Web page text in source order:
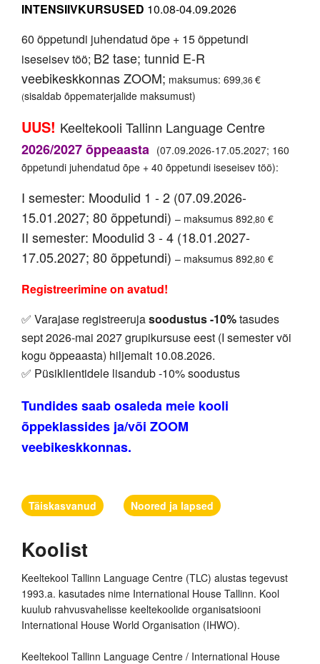
INTENSIIVKURSUSED 10.08-04.09.2026
60 õppetundi juhendatud õpe + 15 õppetundi
iseseisev töö; B2 tase; tunnid E-R
veebikeskkonnas ZOOM; maksumus: 699,36 €
(sisaldab õppematerjalide maksumust)
UUS! Keeltekooli Tallinn Language Centre
2026/2027 õppeaasta (07.09.2026-17.05.2027; 160
õppetundi juhendatud õpe + 40 õppetundi iseseisev töö):
I semester: Moodulid 1 - 2 (07.09.2026-
15.01.2027; 80 õppetundi) – maksumus 892,80 €
II semester: Moodulid 3 - 4 (18.01.2027-
17.05.2027; 80 õppetundi) – maksumus 892,80 €
Registreerimine on avatud!
✅ Varajase registreerujasoodustus -10%tasudes
sept 2026-mai 2027 grupikursuse eest (I semester või
kogu õppeaasta) hiljemalt 10.08.2026.
✅ Püsiklientidele lisandub -10% soodustus
Tundides saab osaleda meie kooli
õppeklassides ja/või ZOOM
veebikeskkonnas.
Täiskasvanud Noored ja lapsed
Koolist
Keeltekool Tallinn Language Centre (TLC) alustas tegevust
1993.a. kasutades nime International House Tallinn. Kool
kuulub rahvusvahelisse keeltekoolide organisatsiooni
International House World Organisation (IHWO).
Keeltekool Tallinn Language Centre / International House